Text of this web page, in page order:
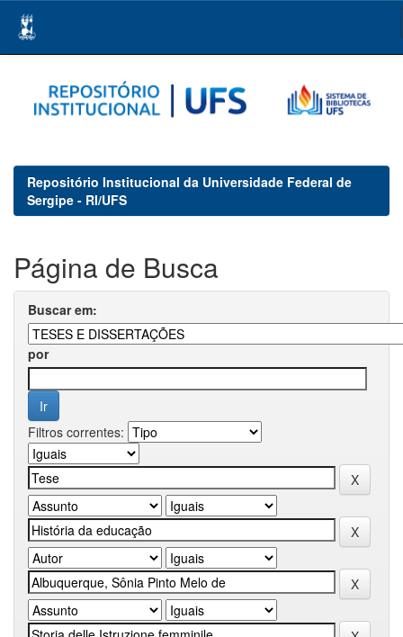
navigation
Repositório Institucional da Universidade Federal de
Sergipe - RI/UFS
Página de Busca
Buscar em:
por
Filtros correntes: